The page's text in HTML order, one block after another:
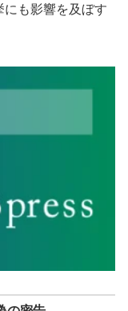
にも影響を及ぼす